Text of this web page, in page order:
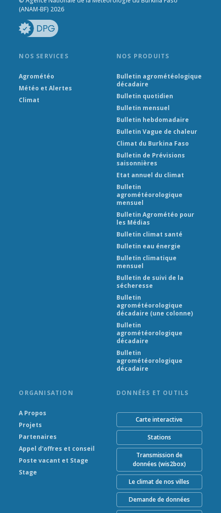
(ANAM-BF) 2026
NOS SERVICES
Agrométéo
Météo et Alertes
Climat
NOS PRODUITS
Bulletin agrométéologique
décadaire
Bulletin quotidien
Bulletin mensuel
Bulletin hebdomadaire
Bulletin Vague de chaleur
Climat du Burkina Faso
Bulletin de Prévisions
saisonnières
Etat annuel du climat
Bulletin
agrométéorologique
mensuel
Bulletin Agrométéo pour
les Médias
Bulletin climat santé
Bulletin eau énergie
Bulletin climatique
mensuel
Bulletin de suivi de la
sécheresse
Bulletin
agrométéorologique
décadaire (une colonne)
Bulletin
agrométéorologique
décadaire
Bulletin
agrométéorologique
décadaire
ORGANISATION
A Propos
Projets
Partenaires
Appel d'offres et conseil
Poste vacant et Stage
Stage
DONNÉES ET OUTILS
Carte interactive
Stations
Transmission de
données (wis2box)
Le climat de nos villes
Demande de données